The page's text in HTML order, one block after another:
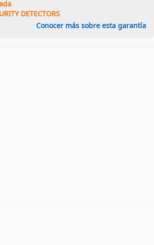
DETECTORS
Conocer más sobre esta garantía